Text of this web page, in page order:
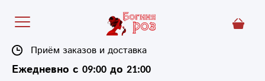
Приём заказов и доставка
Ежедневно с 09:00 до 21:00